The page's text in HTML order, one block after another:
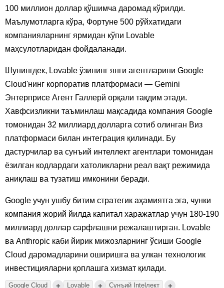
100 миллион доллар қўшимча даромад кўрилди.
Маълумотларга кўра, Фортуне 500 рўйхатидаги
компанияларнинг ярмидан кўпи Lovable
маҳсулотларидан фойдаланади.
Шунингдек, Lovable ўзининг янги агентларини Google
Cloud'нинг корпоратив платформаси — Gemini
Энтерприсе Агент Галлерй орқали тақдим этади.
Хавфсизликни таъминлаш мақсадида компания Google
томонидан 32 миллиард долларга сотиб олинган Виз
платформаси билан интеграция қилинади. Бу
дастурчилар ва сунъий интеллект агентлари томонидан
ёзилган кодлардаги хатоликларни реал вақт режимида
аниқлаш ва тузатиш имконини беради.
Google учун ушбу битим стратегик аҳамиятга эга, чунки
компания жорий йилда капитал харажатлар учун 180-190
миллиард доллар сарфлашни режалаштирган. Lovable
ва Anthropic каби йирик мижозларнинг ўсиши Google
Cloud даромадларини оширишга ва улкан технологик
инвестицияларни қоплашга хизмат қилади.
Google Cloud + Lovable + Сунъий Intelлект +